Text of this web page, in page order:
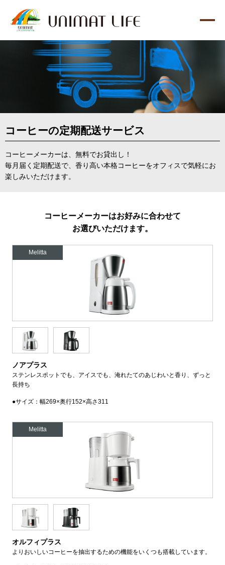
コーヒーの定期配送サービス
コーヒーメーカーは、無料でお貸出し！
毎月届く定期配送で、香り高い本格コーヒーをオフィスで気軽にお
楽しみいただけます。
コーヒーメーカーはお好みに合わせて
お選びいただけます。
Melitta
ノアプラス
ステンレスポットでも、アイスでも、淹れたてのあじわいと香り、ずっと
長持ち
●サイズ：幅269×奥行152×高さ311
Melitta
オルフィプラス
よりおいしいコーヒーを抽出するための機能をいくつも搭載しています。